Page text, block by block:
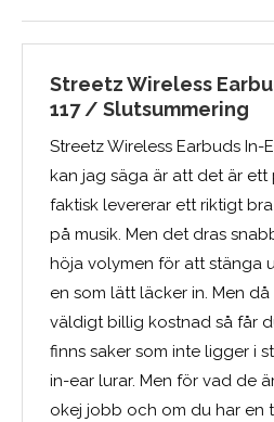
Streetz Wireless
117 / Slutsummering
Streetz Wireless Earbuds In-
kan jag säga är att det är ett
faktisk levererar ett riktigt
på musik. Men det dras
höja volymen för att stänga
en som lätt läcker in. Men
väldigt billig kostnad så får
finns saker som inte ligger i
in-ear lurar. Men för vad de
okej jobb och om du har en